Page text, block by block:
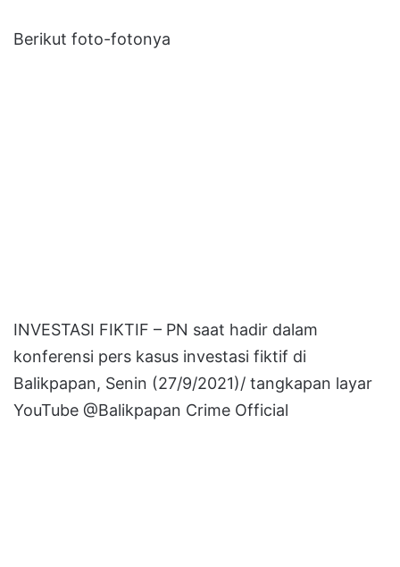
Berikut foto-fotonya
INVESTASI FIKTIF – PN saat hadir dalam
konferensi pers kasus investasi fiktif di
Balikpapan, Senin (27/9/2021)/ tangkapan layar
YouTube @Balikpapan Crime Official